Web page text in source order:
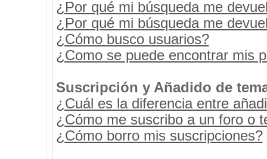
¿Por qué mi búsqueda me
¿Por qué mi búsqueda me
¿Cómo busco usuarios?
¿Como se puede encontrar mis
Suscripción y Añadido de
¿Cuál es la diferencia entre
¿Cómo me suscribo a un foro o
¿Cómo borro mis suscripciones?